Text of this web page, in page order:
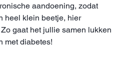
aandoening, zodat
heel klein beetje, hier
gaat het jullie samen lukken
met diabetes!